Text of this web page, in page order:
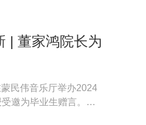
| 董家鸿院长为
民伟音乐厅举办2024
邀为毕业生赠言。亲